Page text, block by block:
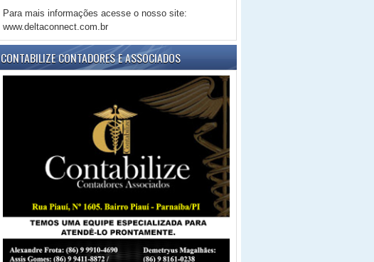
Para mais informações acesse o nosso site:
www.deltaconnect.com.br
CONTABILIZE CONTADORES E ASSOCIADOS